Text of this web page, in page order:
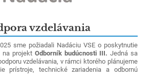
vzdelávania
sme požiadali Nadáciu VSE o poskytnutie
na projekt Odborník budúcnosti III. Jedná sa
vzdelávania, v rámci ktorého plánujeme
prístroje, technické zariadenia a odbornú